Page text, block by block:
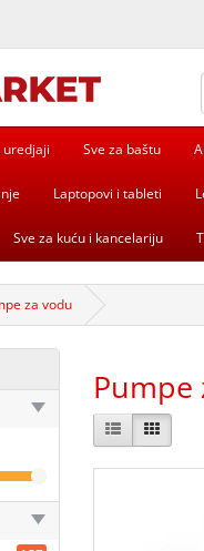
uredjaji Sve za baštu
Laptopovi i tableti
Sve za kuću i kancelariju
za vodu
Pumpe